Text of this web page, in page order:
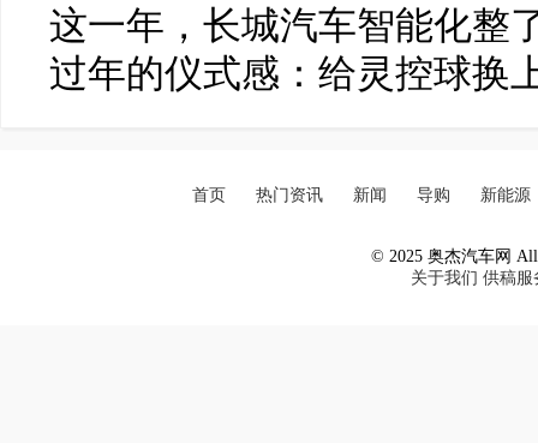
这一年，长城汽车智能化整
过年的仪式感：给灵控球换
首页 热门资讯 新闻 导购 新能源
© 2025 奥杰汽车网 All
关于我们 供稿服